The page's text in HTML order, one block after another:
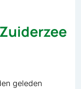
geleden